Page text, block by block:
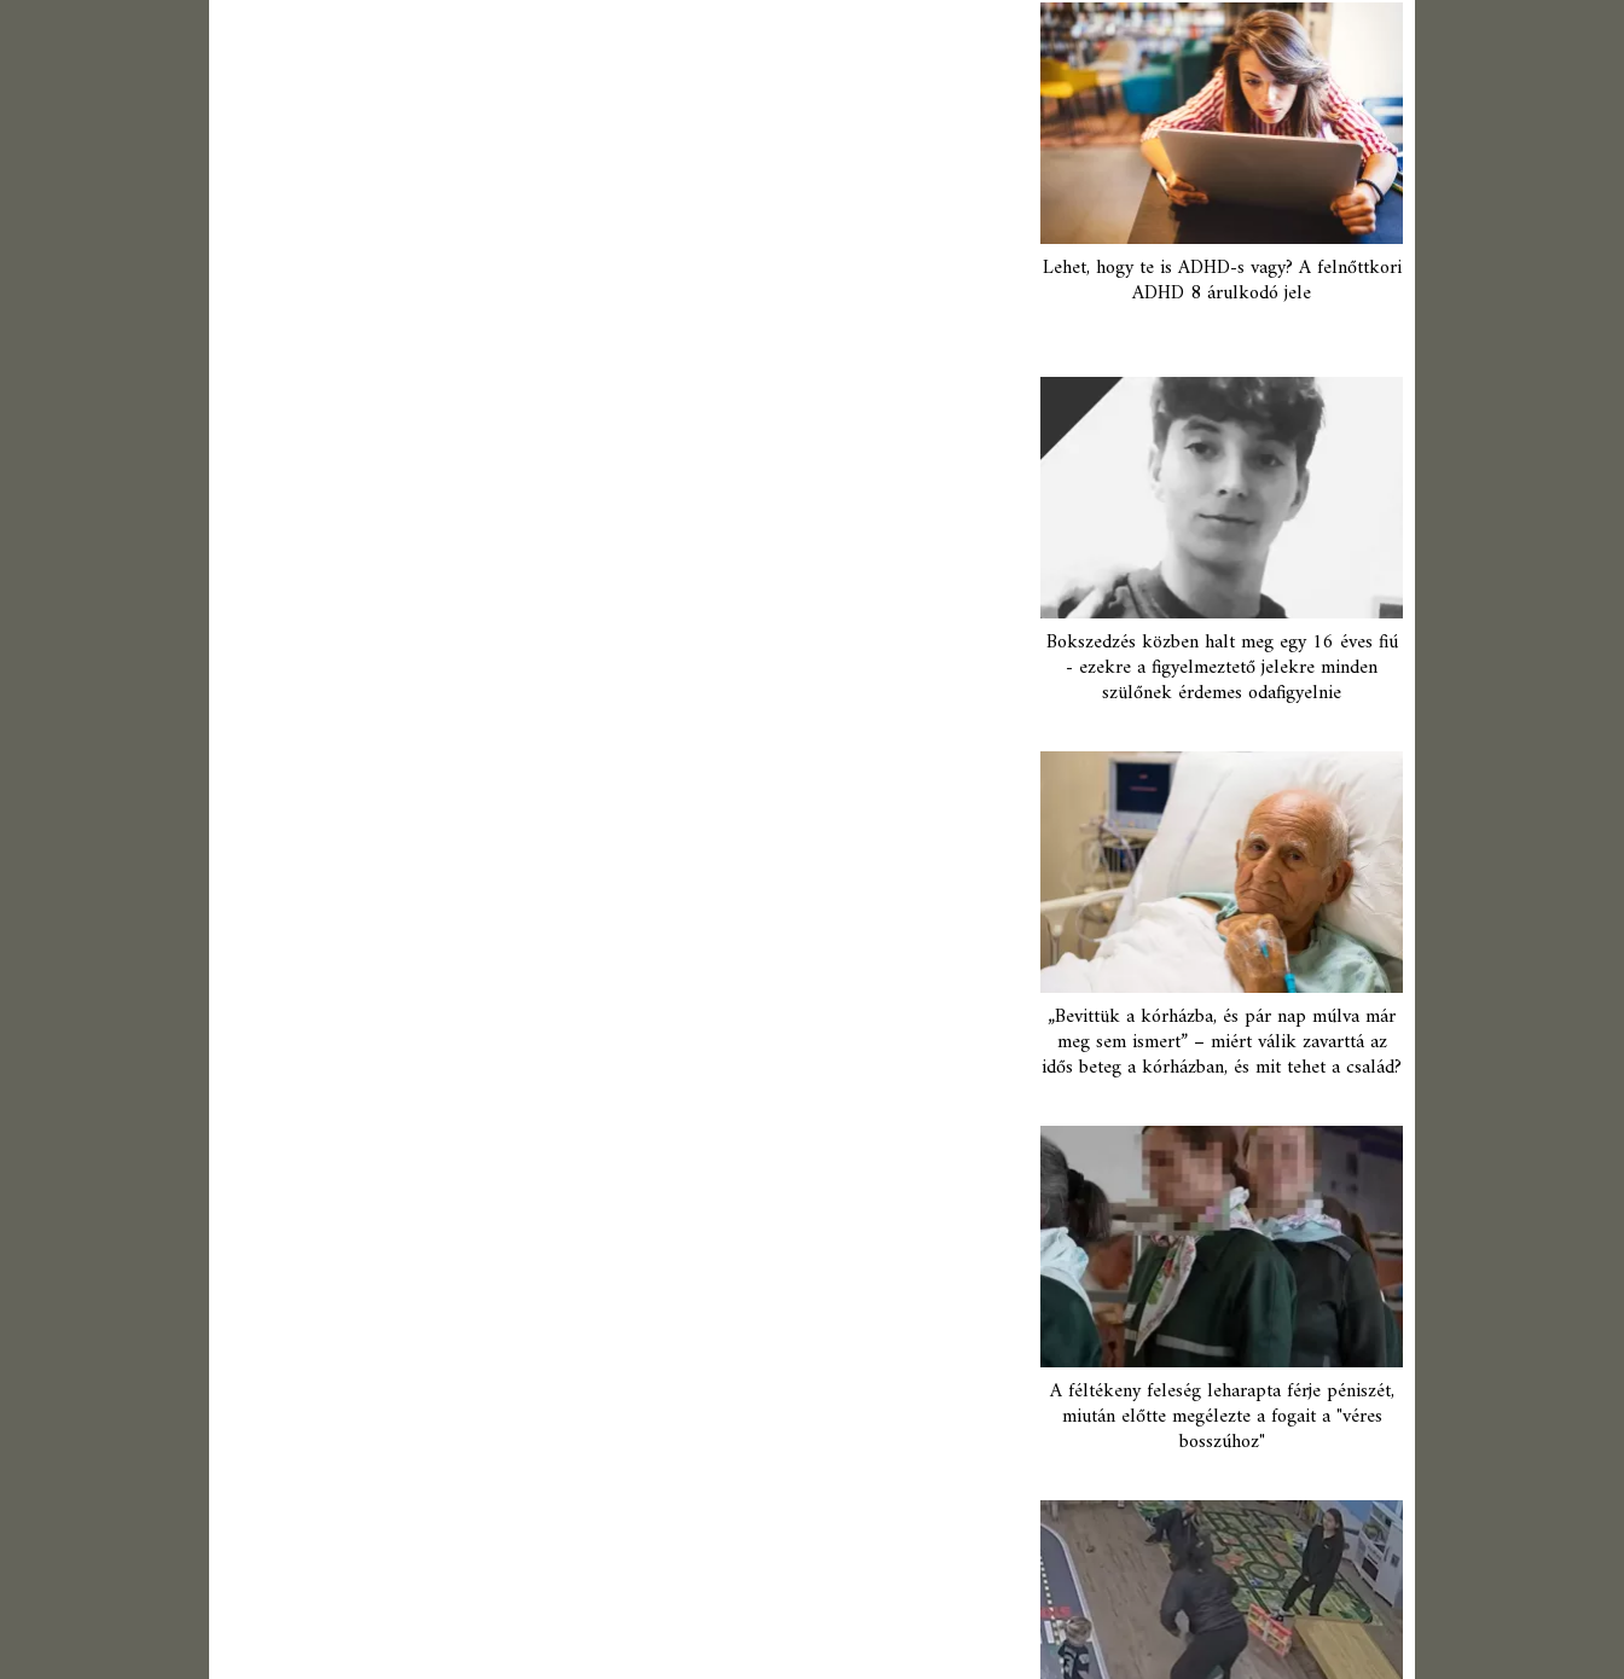
Lehet, hogy te is ADHD-s vagy? A felnőttkori
ADHD 8 árulkodó jele
Bokszedzés közben halt meg egy 16 éves fiú
- ezekre a figyelmeztető jelekre minden
szülőnek érdemes odafigyelnie
„Bevittük a kórházba, és pár nap múlva már
meg sem ismert” – miért válik zavarttá az
idős beteg a kórházban, és mit tehet a család?
A féltékeny feleség leharapta férje péniszét,
miután előtte megélezte a fogait a "véres
bosszúhoz"